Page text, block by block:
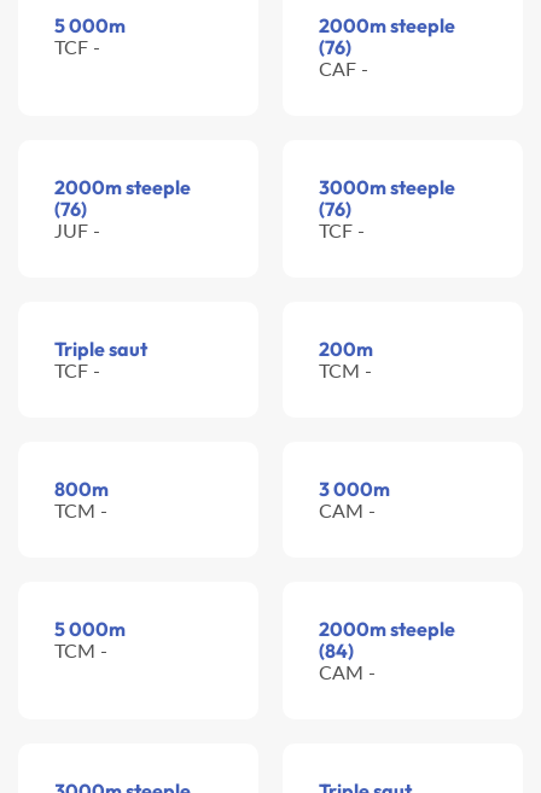
5 000m
TCF -
2000m steeple
(76)
CAF -
2000m steeple
(76)
JUF -
3000m steeple
(76)
TCF -
Triple saut
TCF -
200m
TCM -
800m
TCM -
3 000m
CAM -
5 000m
TCM -
2000m steeple
(84)
CAM -